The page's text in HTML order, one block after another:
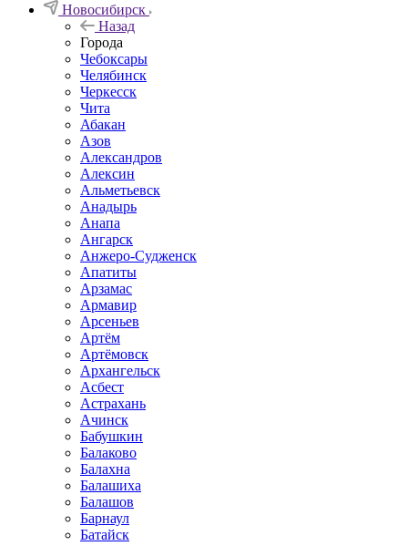
Новосибирск
Назад
Города
Чебоксары
Челябинск
Черкесск
Чита
Абакан
Азов
Александров
Алексин
Альметьевск
Анадырь
Анапа
Ангарск
Анжеро-Судженск
Апатиты
Арзамас
Армавир
Арсеньев
Артём
Артёмовск
Архангельск
Асбест
Астрахань
Ачинск
Бабушкин
Балаково
Балахна
Балашиха
Балашов
Барнаул
Батайск